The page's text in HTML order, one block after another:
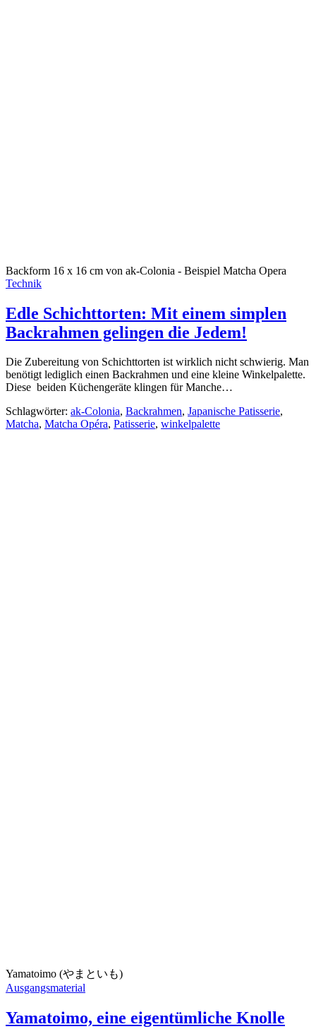
Backform 16 x 16 cm von ak-Colonia - Beispiel Matcha Opera
Technik
Edle Schichttorten: Mit einem simplen
Backrahmen gelingen die Jedem!
Die Zubereitung von Schichttorten ist wirklich nicht schwierig. Man
benötigt lediglich einen Backrahmen und eine kleine Winkelpalette.
Diese beiden Küchengeräte klingen für Manche…
Schlagwörter: ak-Colonia, Backrahmen, Japanische Patisserie,
Matcha, Matcha Opéra, Patisserie, winkelpalette
Yamatoimo (やまといも)
Ausgangsmaterial
Yamatoimo, eine eigentümliche Knolle